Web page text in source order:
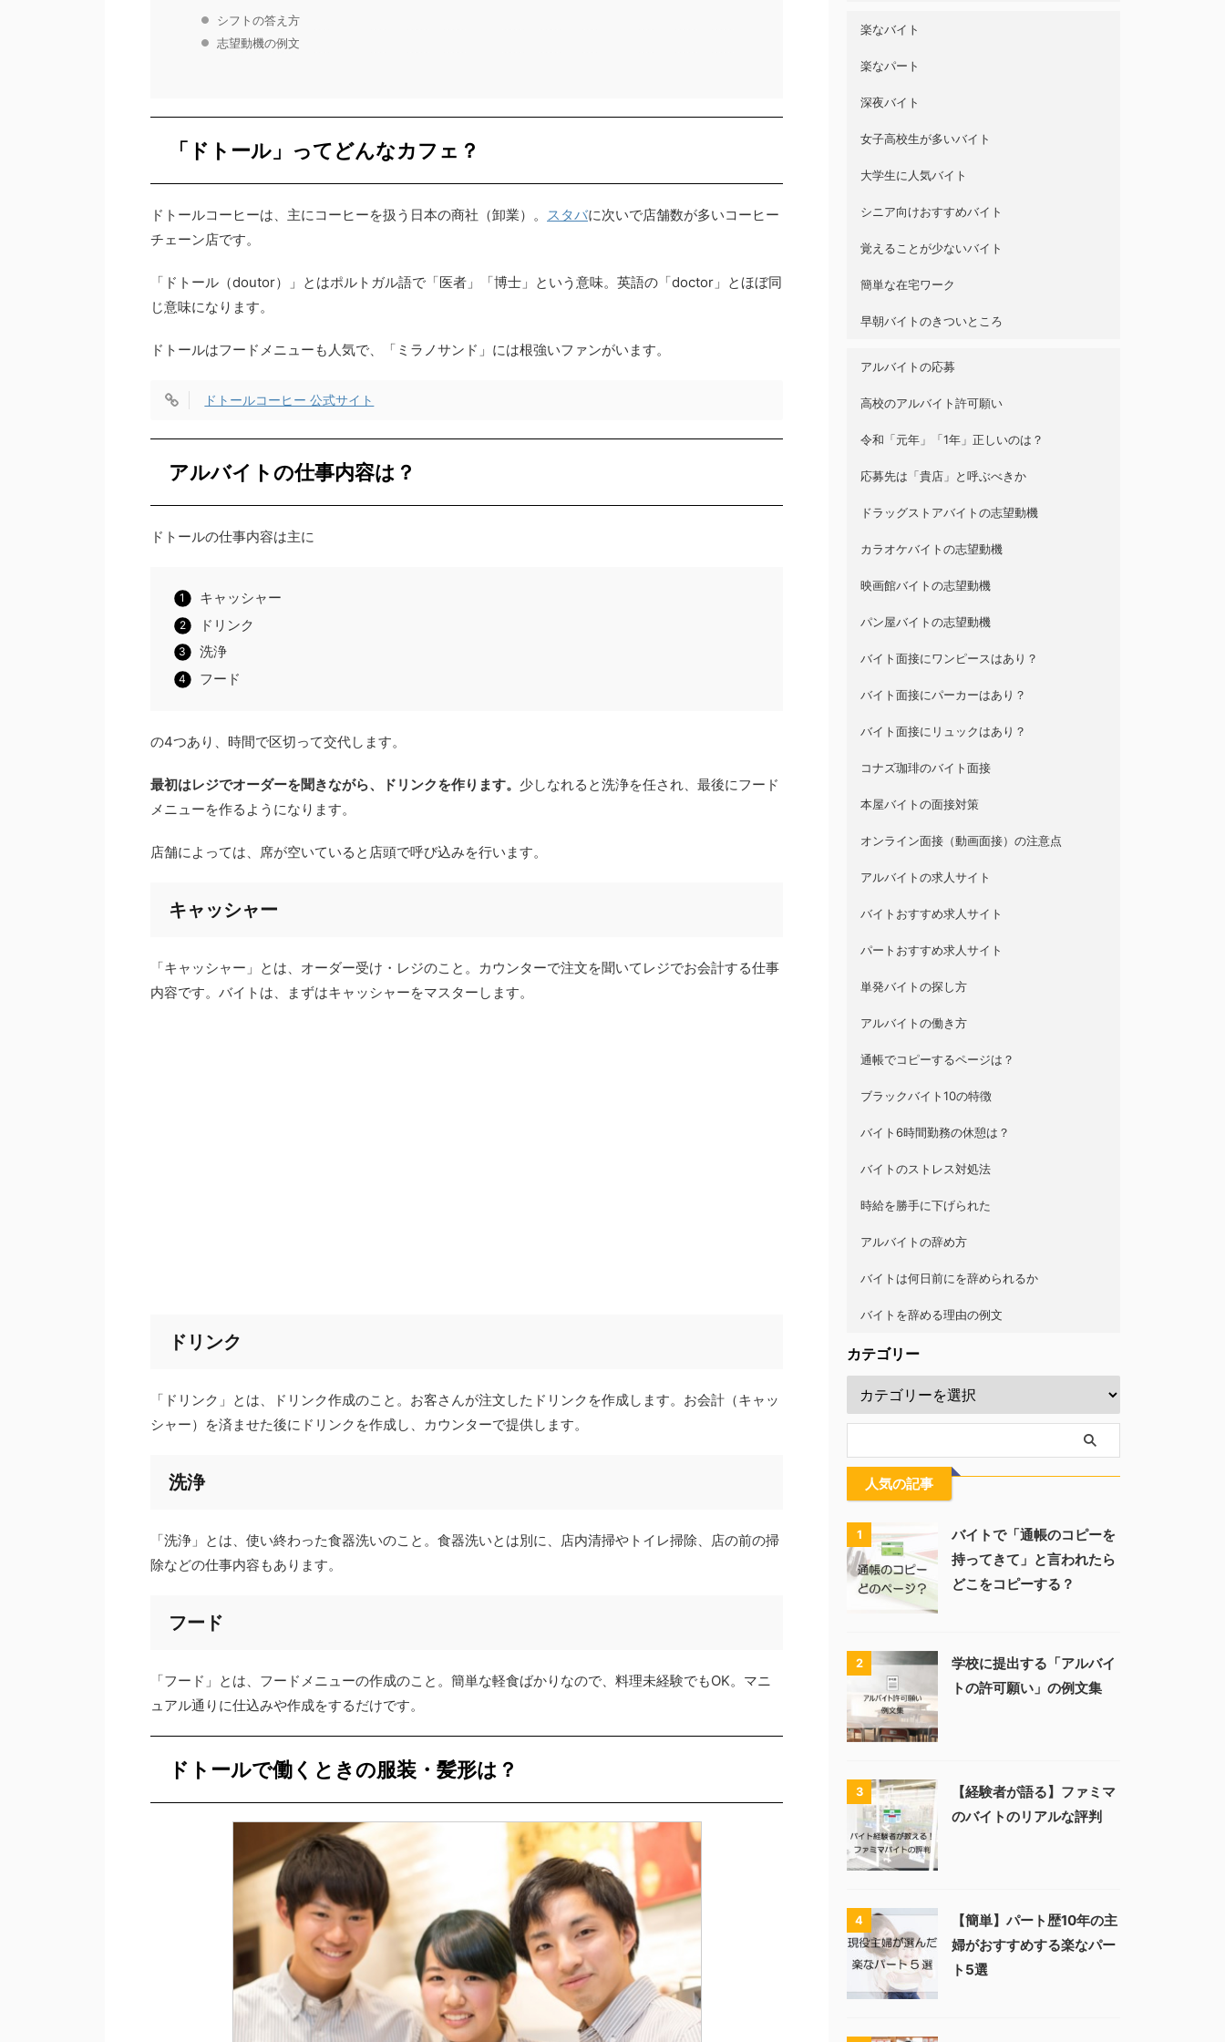
シフトの答え方
志望動機の例文
「ドトール」ってどんなカフェ？
ドトールコーヒーは、主にコーヒーを扱う日本の商社（卸業）。 スタバに次いで店舗数が多いコーヒー
チェーン店です。
「ドトール（doutor）」とはポルトガル語で「医者」「博士」という意味。英語の「doctor」とほぼ同
じ意味になります。
ドトールはフードメニューも人気で、「ミラノサンド」には根強いファンがいます。
ドトールコーヒー 公式サイト
アルバイトの仕事内容は？
ドトールの仕事内容は主に
キャッシャー
ドリンク
洗浄
フード
の4つあり、時間で区切って交代します。
最初はレジでオーダーを聞きながら、ドリンクを作ります。 少しなれると洗浄を任され、最後にフード
メニューを作るようになります。
店舗によっては、席が空いていると店頭で呼び込みを行います。
キャッシャー
「キャッシャー」とは、オーダー受け・レジのこと。カウンターで注文を聞いてレジでお会計する仕事
内容です。バイトは、まずはキャッシャーをマスターします。
ドリンク
「ドリンク」とは、ドリンク作成のこと。お客さんが注文したドリンクを作成します。お会計（キャッ
シャー）を済ませた後にドリンクを作成し、カウンターで提供します。
洗浄
「洗浄」とは、使い終わった食器洗いのこと。食器洗いとは別に、店内清掃やトイレ掃除、店の前の掃
除などの仕事内容もあります。
フード
「フード」とは、フードメニューの作成のこと。簡単な軽食ばかりなので、料理未経験でもOK。マニ
ュアル通りに仕込みや作成をするだけです。
ドトールで働くときの服装・髪形は？
楽なバイト
楽なパート
深夜バイト
女子高校生が多いバイト
大学生に人気バイト
シニア向けおすすめバイト
覚えることが少ないバイト
簡単な在宅ワーク
早朝バイトのきついところ
アルバイトの応募
高校のアルバイト許可願い
令和「元年」「1年」正しいのは？
応募先は「貴店」と呼ぶべきか
ドラッグストアバイトの志望動機
カラオケバイトの志望動機
映画館バイトの志望動機
パン屋バイトの志望動機
バイト面接にワンピースはあり？
バイト面接にパーカーはあり？
バイト面接にリュックはあり？
コナズ珈琲のバイト面接
本屋バイトの面接対策
オンライン面接（動画面接）の注意点
アルバイトの求人サイト
バイトおすすめ求人サイト
パートおすすめ求人サイト
単発バイトの探し方
アルバイトの働き方
通帳でコピーするページは？
ブラックバイト10の特徴
バイト6時間勤務の休憩は？
バイトのストレス対処法
時給を勝手に下げられた
アルバイトの辞め方
バイトは何日前にを辞められるか
バイトを辞める理由の例文
カテゴリー
人気の記事
1
バイトで「通帳のコピーを
持ってきて」と言われたら
どこをコピーする？
2
学校に提出する「アルバイ
トの許可願い」の例文集
3
【経験者が語る】ファミマ
のバイトのリアルな評判
4
【簡単】パート歴10年の主
婦がおすすめする楽なパー
ト5選